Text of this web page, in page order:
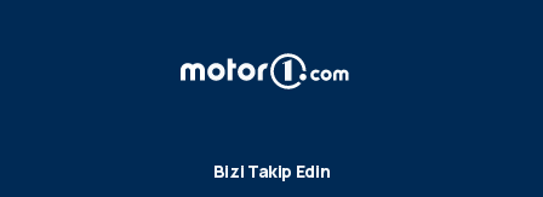
Bizi Takip Edin